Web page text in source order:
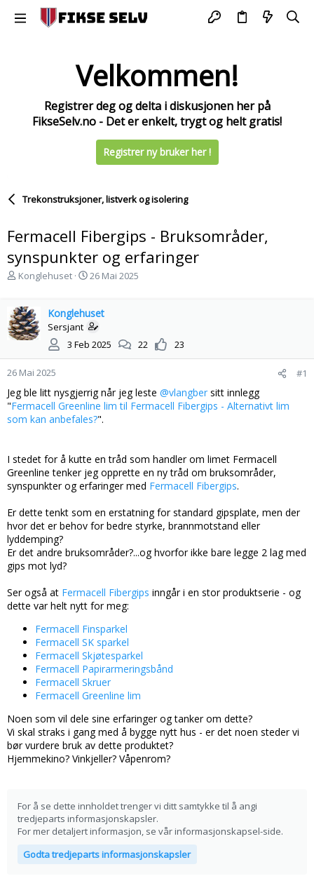
Velkommen!
Registrer deg og delta i diskusjonen her på
FikseSelv.no - Det er enkelt, trygt og helt gratis!
Registrer ny bruker her !
Trekonstruksjoner, listverk og isolering
Fermacell Fibergips - Bruksområder,
synspunkter og erfaringer
T
d
s
t
r
t
e
r
Konglehuset
S
r
t
a
t
26 Mai 2025
Konglehuset
Sersjant
3 Feb 2025
22 23
26 Mai 2025 #1
Jeg ble litt nysgjerrig når jeg leste @vlangber sitt innlegg
"Fermacell Greenline lim til Fermacell Fibergips - Alternativt lim
som kan anbefales?".
I stedet for å kutte en tråd som handler om limet Fermacell
Greenline tenker jeg opprette en ny tråd om bruksområder,
synspunkter og erfaringer med Fermacell Fibergips.
Er dette tenkt som en erstatning for standard gipsplate, men der
hvor det er behov for bedre styrke, brannmotstand eller
lyddemping?
Er det andre bruksområder?...og hvorfor ikke bare legge 2 lag med
gips mot lyd?
Ser også at Fermacell Fibergips inngår i en stor produktserie - og
dette var helt nytt for meg:
Fermacell Finsparkel
Fermacell SK sparkel
Fermacell Skjøtesparkel
Fermacell Papirarmeringsbånd
Fermacell Skruer
Fermacell Greenline lim
Noen som vil dele sine erfaringer og tanker om dette?
Vi skal straks i gang med å bygge nytt hus - er det noen steder vi
bør vurdere bruk av dette produktet?
Hjemmekino? Vinkjeller? Våpenrom?
For å se dette innholdet trenger vi ditt samtykke til å angi
tredjeparts informasjonskapsler.
For mer detaljert informasjon, se vårinformasjonskapsel-side.
Godta tredjeparts informasjonskapsler